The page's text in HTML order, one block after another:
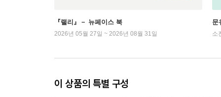
『랠리』－ 뉴페이스 북
2026년 05월 27일 ~ 2026년 08월 31일
문
소
이 상품의 특별 구성